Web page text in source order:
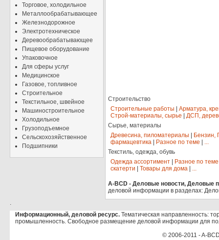
Торговое, холодильное
Металлообрабатывающее
Железнодорожное
Электротехническое
Деревообрабатывающее
Пищевое оборудование
Упаковочное
Для сферы услуг
Медицинское
Газовое, топливное
Строительное
Текстильное, швейное
Машиностроительное
Холодильное
Грузоподъемное
Сельскохозяйственное
Подшипники
Строительство
Строительные работы
Арматура,
Строй-материалы, сырье
ДСП,
Сырье, материалы
Древесина, пиломатериалы
Бензин,
фармацевтика
Разное по теме
...
Текстиль, одежда, обувь
Одежда ассортимент
Разное по теме
скатерти
Товары для дома ...
A-BCD - Деловые новости, Деловые
деловой информации в разделах:
.
Информационный, деловой ресурс. Тематическая направленность:
промышленность. Свободное размещение деловой информации для
© 2006-2011 - A-